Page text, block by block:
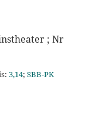
; Nr
3,14; SBB-PK